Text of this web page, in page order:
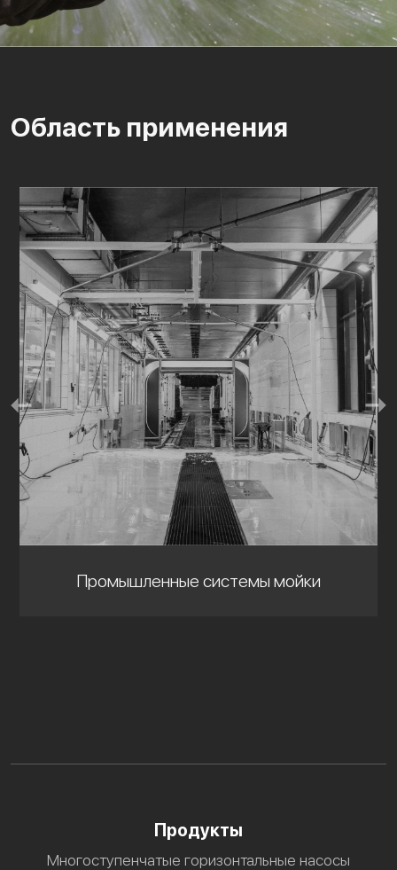
Область применения
Промышленные системы мойки
Продукты
Многоступенчатые горизонтальные насосы